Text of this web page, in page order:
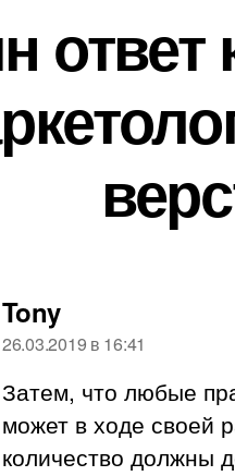
ответ
Tonyпишет:
26.03.2019 в 16:41
Затем, что любые
может в ходе своей
количество должны